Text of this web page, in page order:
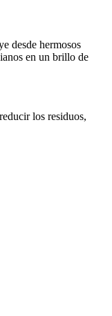
desde hermosos
en un brillo de
los residuos,